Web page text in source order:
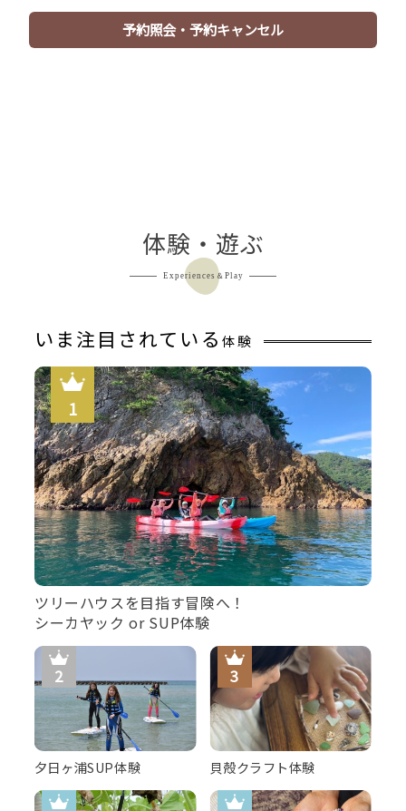
日帰り昼食のお客様のご入浴は、お一人様1,100円（税
込）にてご案内しております。
（ご入浴は食後のみとなります）
迎え：網野駅着11：20
送り：網野駅発15：34（当館15：00発）
予約照会・予約キャンセル
体験・遊ぶ
Experiences＆Play
いま注目されている 体験
ツリーハウスを目指す冒険へ！
シーカヤック or SUP体験
夕日ヶ浦SUP体験 貝殻クラフト体験